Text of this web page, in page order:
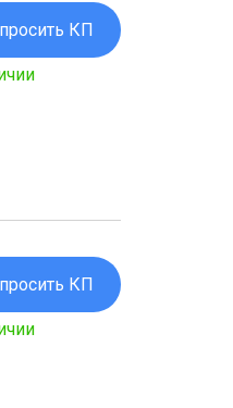
КП
КП